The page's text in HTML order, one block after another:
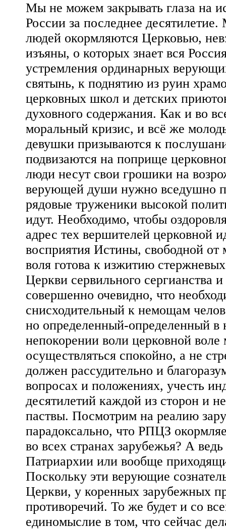
Мы не можем закрывать глаза на
России за последнее
людей окормляются Церковью,
изъяны, о которых знает вся
устремления ординарных
святынь, к поднятию из руин
церковных школ и детских
духовного содержания. Как и во
моральный кризис, и всё же
девушки призываются к
подвизаются на поприще
люди несут свои грошики на
верующей души нужно вседушно
рядовые труженики высокой
идут. Необходимо, чтобы
адрес тех вершителей церковной
восприятия Истины, свободной
воля готова к изжитию
Церкви сервильного сергианства
совершенно очевидно, что
снисходительный к немощам
но определенный-определенный в
непокорении воли церковной
осуществляться спокойно, а не
должен рассудительно и
вопросах и положениях, учесть
десятилетий каждой из сторон и
паствы. Посмотрим на реалию
парадоксально, что РПЦЗ
во всех странах зарубежья? А
Патриархии или вообще
Поскольку эти верующие
Церкви, у коренных зарубежных
противоречий. То же будет и со
единомыслие в том, что сейчас